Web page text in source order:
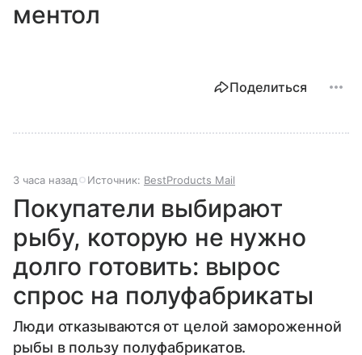
ментол
Поделиться
3 часа назад Источник: BestProducts Mail
Покупатели выбирают
рыбу, которую не нужно
долго готовить: вырос
спрос на полуфабрикаты
Люди отказываются от целой замороженной
рыбы в пользу полуфабрикатов.